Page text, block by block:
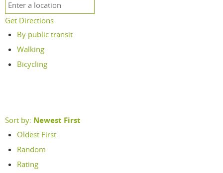
Get Directions
By public transit
Walking
Bicycling
Sort by: Newest First
Oldest First
Random
Rating